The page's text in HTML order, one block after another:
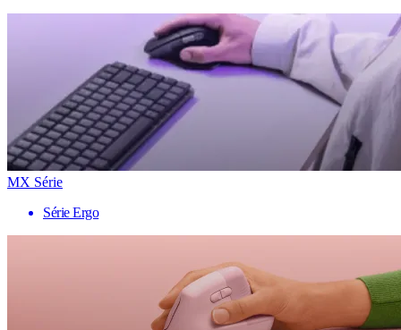
MX Série
Série Ergo